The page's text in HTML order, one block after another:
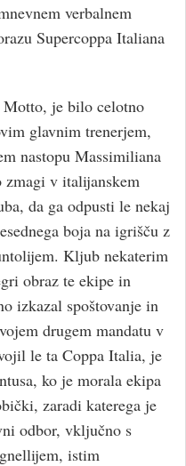
verbalnem
Supercoppa Italiana
Motto, je bilo celotno
glavnim trenerjem,
nastopu Massimiliana
v italijanskem
da ga odpusti le nekaj
boja na igrišču z
Kljub nekaterim
obraz te ekipe in
izkazal spoštovanje in
drugem mandatu v
le ta Coppa Italia, je
ko je morala ekipa
zaradi katerega je
odbor, vključno s
istim